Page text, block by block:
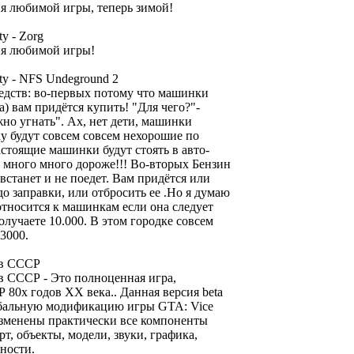
любимой игры, теперь зимой!
- Zorg
любимой игры!
- NFS Undeground 2
во-первых потому что машинки
вам придётся купить! "Для чего?"-
угнать". Ах, нет дети, машинки
будут совсем совсем нехорошие по
машинки будут стоять в авто-
много много дороже!!! Во-вторых Бензин
и не поедет. Вам придётся или
заправки, или отбросить ее .Но я думаю
к машинкам если она следует
10.000. В этом городке совсем
СССР
СССР - Это полноценная игра,
годов ХХ века.. Данная версия beta
модификацию игры GTA: Vice
практически все компоненты
объекты, модели, звуки, графика,